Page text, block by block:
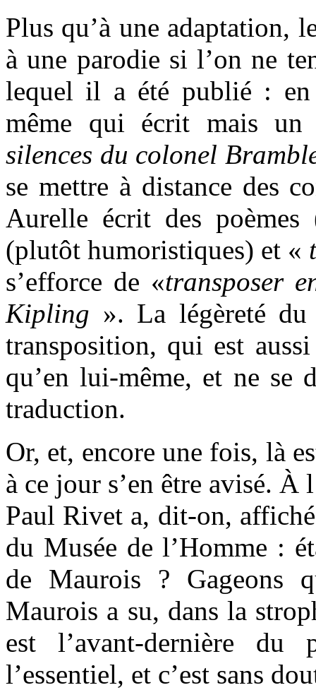
Plus qu’à une adaptation,
à une parodie si l’on ne
lequel il a été publié : en
même qui écrit mais
silences du colonel
se mettre à distance des
Aurelle écrit des
(plutôt humoristiques) et «
s’efforce de «transposer
Kipling ». La légèreté
transposition, qui est
qu’en lui-même, et ne se
traduction.
Or, et, encore une fois, là
à ce jour s’en être avisé. À
Paul Rivet a, dit-on,
du Musée de l’Homme :
de Maurois ? Gageons
Maurois a su, dans la
est l’avant-dernière du
l’essentiel, et c’est sans